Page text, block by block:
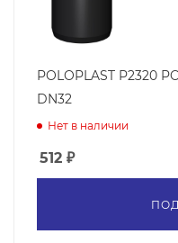
POLOPLAST P2320
DN32
Нет в наличии
512 ₽